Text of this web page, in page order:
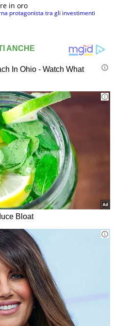
in oro
protagonista tra gli investimenti